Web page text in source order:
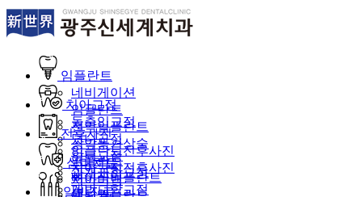
임플란트
네비게이션
임플란트
전악임플란트
상악동거상술
임플란트
뼈이식임플란트
틀니임플란트
치아교정
돌출입교정
덧니교정
앞니교정
과개교합교정
개방교합교정
전후사진
임플란트전후사진
치아교정전후사진
심미치료
치아미백
일반진료